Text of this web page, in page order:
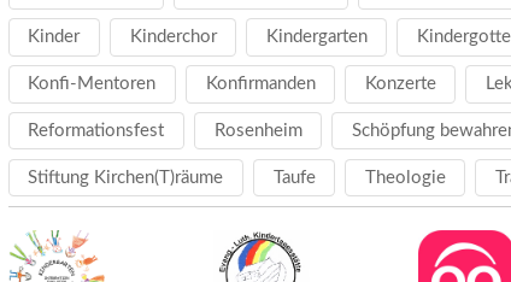
Kinder Kinderchor Kindergarten
Konfi-Mentoren Konfirmanden Konzerte
Reformationsfest Rosenheim Schöpfung
Stiftung Kirchen(T)räume Taufe Theologie